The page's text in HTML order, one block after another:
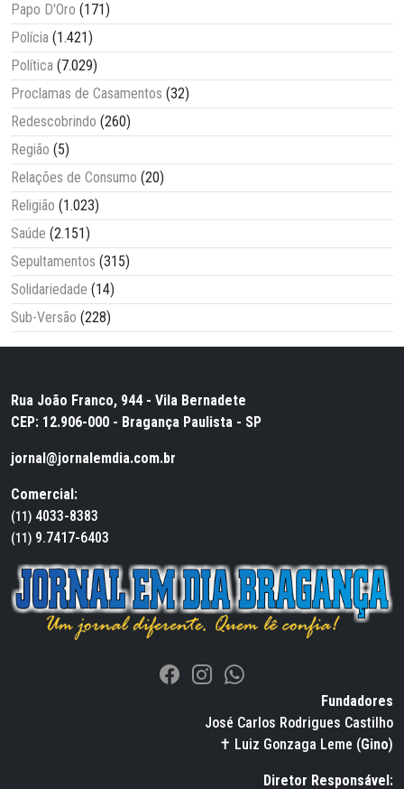
Papo D'Oro (171)
Polícia (1.421)
Política (7.029)
Proclamas de Casamentos (32)
Redescobrindo (260)
Região (5)
Relações de Consumo (20)
Religião (1.023)
Saúde (2.151)
Sepultamentos (315)
Solidariedade (14)
Sub-Versão (228)
Rua João Franco, 944 - Vila Bernadete
CEP: 12.906-000 - Bragança Paulista - SP
jornal@jornalemdia.com.br
Comercial:
(11) 4033-8383
(11) 9.7417-6403
Fundadores
José Carlos Rodrigues Castilho
✝ Luiz Gonzaga Leme (Gino)
Diretor Responsável: